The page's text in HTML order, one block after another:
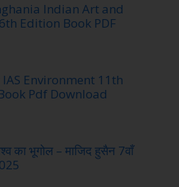
Indian Art and
Edition Book PDF
Environment 11th
Pdf Download
का भूगोल – माजिद हुसैन 7वाँ